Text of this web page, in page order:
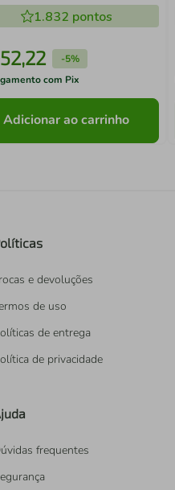
1.832 pontos
52,22 -5%
com Pix
Adicionar ao carrinho
e devoluções
de uso
de entrega
de privacidade
frequentes